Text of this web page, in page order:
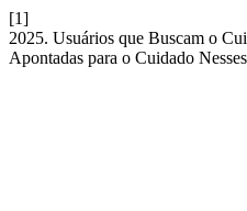
[1]
2025. Usuários que Buscam o
Apontadas para o Cuidado